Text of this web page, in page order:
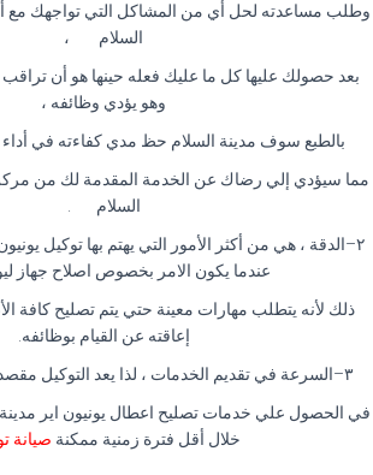
وطلب مساعدته لحل أي من المشاكل التي تواجهك مع
السلام
،
بعد حصولك عليها كل ما عليك فعله حينها هو أن
وهو يؤدي وظائفه ،
بالطبع سوف مدينة السلام حظ مدي كفاءته في أداء
مما سيؤدي إلي رضاك عن الخدمة المقدمة لك من مركز
السلام
٢–الدقة ، هي من أكثر الأمور التي يهتم بها توكيل
عندما يكون الامر بخصوص اصلاح جهاز
ذلك لأنه يتطلب مهارات معينة حتي يتم تصليح كافة
إعاقته عن القيام بوظائفه
٣–السرعة في تقديم الخدمات ، لذا يعد التوكيل مقصد
في الحصول علي خدمات تصليح اعطال يونيون اير
خلال أقل فترة زمنية ممكنة صيانة